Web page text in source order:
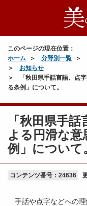
このページの現在位置：
ホーム
分野別一覧
お知らせ
「秋田県手話言語、点
る条例」について。
「秋田県手
よる円滑な
例」について
コンテンツ番号：24636
手話や点字などへの理